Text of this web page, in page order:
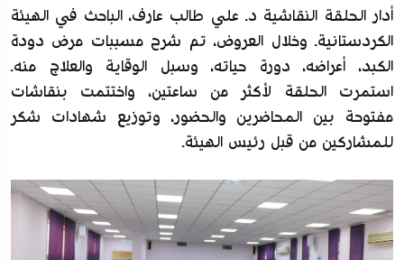
أدار الحلقة النقاشية د. علي طالب عارف، الباحث في الهيئة
الكردستانية. وخلال العروض، تم شرح مسببات مرض دودة
الكبد، أعراضه، دورة حياته، وسبل الوقاية والعلاج منه.
استمرت الحلقة لأكثر من ساعتين، واختتمت بنقاشات
مفتوحة بين المحاضرين والحضور، وتوزيع شهادات شكر
للمشاركين من قبل رئيس الهيئة.